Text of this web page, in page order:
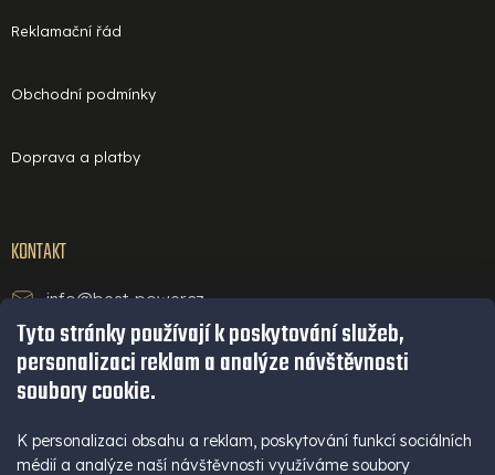
Tyto stránky používají k poskytování služeb,
personalizaci reklam a analýze návštěvnosti
soubory cookie.
K personalizaci obsahu a reklam, poskytování funkcí sociálních
médií a analýze naší návštěvnosti využíváme soubory
Reklamační řád
Obchodní podmínky
Doprava a platby
KONTAKT
info@best-power.cz
technická podpora a servis
+420 771 234 568
+420 777 109 009
(Po - Pá 9-16 hod)